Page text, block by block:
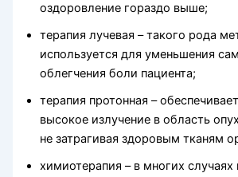
оздоровление гораздо выше;
терапия лучевая – такого рода
используется для уменьшения
облегчения боли пациента;
терапия протонная –
высокое излучение в область
не затрагивая здоровым тканям
химиотерапия – в многих случаях